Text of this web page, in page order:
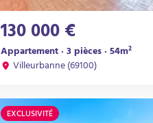
130 000 €
Appartement · 3 pièces · 54m²
Villeurbanne (69100)
EXCLUSIVITÉ